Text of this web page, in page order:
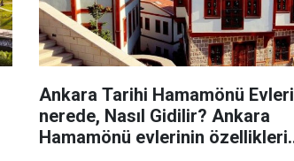
Ankara Tarihi Hamamönü Evleri
nerede, Nasıl Gidilir? Ankara
Hamamönü evlerinin özellikleri